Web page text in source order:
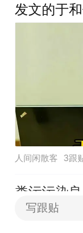
发文的于
人间闲散客 3跟
粪污污染
而来！央
写跟贴